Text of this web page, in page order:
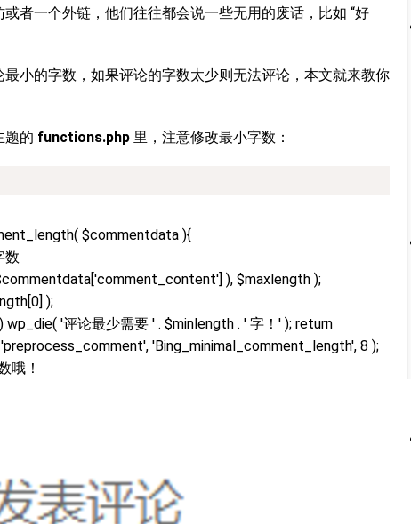
者一个外链，他们往往都会说一些无用的废话，比如 “好
小的字数，如果评论的字数太少则无法评论，本文就来教你
题的 functions.php 里，注意修改最小字数：
$commentdata ){
数
), $maxlength );
);
'评论最少需要 ' . $minlength . ' 字！' ); return
'Bing_minimal_comment_length', 8 );
哦！